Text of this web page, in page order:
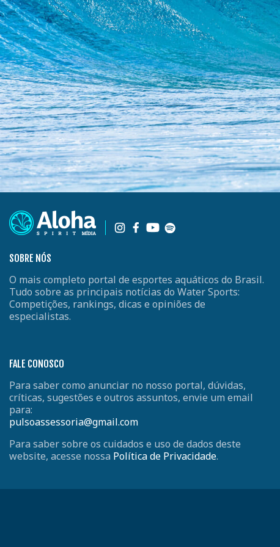
SOBRE NÓS
O mais completo portal de esportes aquáticos do Brasil.
Tudo sobre as principais notícias do Water Sports:
Competições, rankings, dicas e opiniões de
especialistas.
FALE CONOSCO
Para saber como anunciar no nosso portal, dúvidas,
críticas, sugestões e outros assuntos, envie um email
para:
pulsoassessoria@gmail.com
Para saber sobre os cuidados e uso de dados deste
website, acesse nossa Política de Privacidade.